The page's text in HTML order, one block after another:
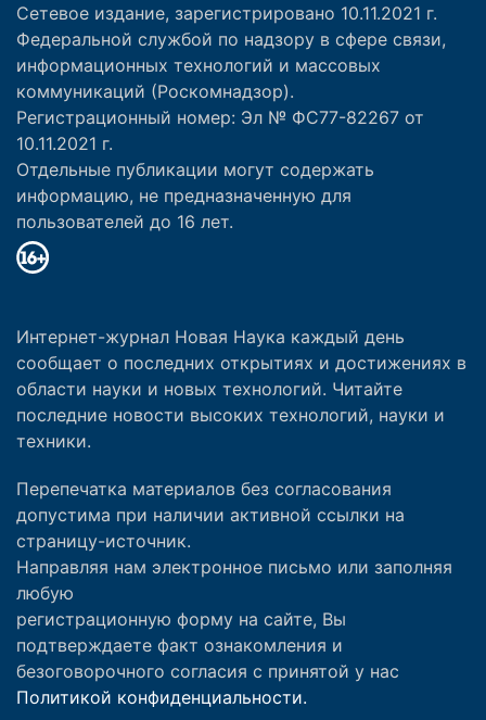
Сетевое издание, зарегистрировано 10.11.2021 г.
Федеральной службой по надзору в сфере связи,
информационных технологий и массовых
коммуникаций (Роскомнадзор).
Регистрационный номер: Эл № ФС77-82267 от
10.11.2021 г.
Отдельные публикации могут содержать
информацию, не предназначенную для
пользователей до 16 лет.
Интернет-журнал Новая Наука каждый день
сообщает о последних открытиях и достижениях в
области науки и новых технологий. Читайте
последние новости высоких технологий, науки и
техники.
Перепечатка материалов без согласования
допустима при наличии активной ссылки на
страницу-источник.
Направляя нам электронное письмо или заполняя
любую
регистрационную форму на сайте, Вы
подтверждаете факт ознакомления и
безоговорочного согласия с принятой у нас
Политикой конфиденциальности.